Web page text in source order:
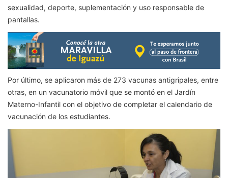
sexualidad, deporte, suplementación y uso responsable de
pantallas.
Por último, se aplicaron más de 273 vacunas antigripales, entre
otras, en un vacunatorio móvil que se montó en el Jardín
Materno-Infantil con el objetivo de completar el calendario de
vacunación de los estudiantes.